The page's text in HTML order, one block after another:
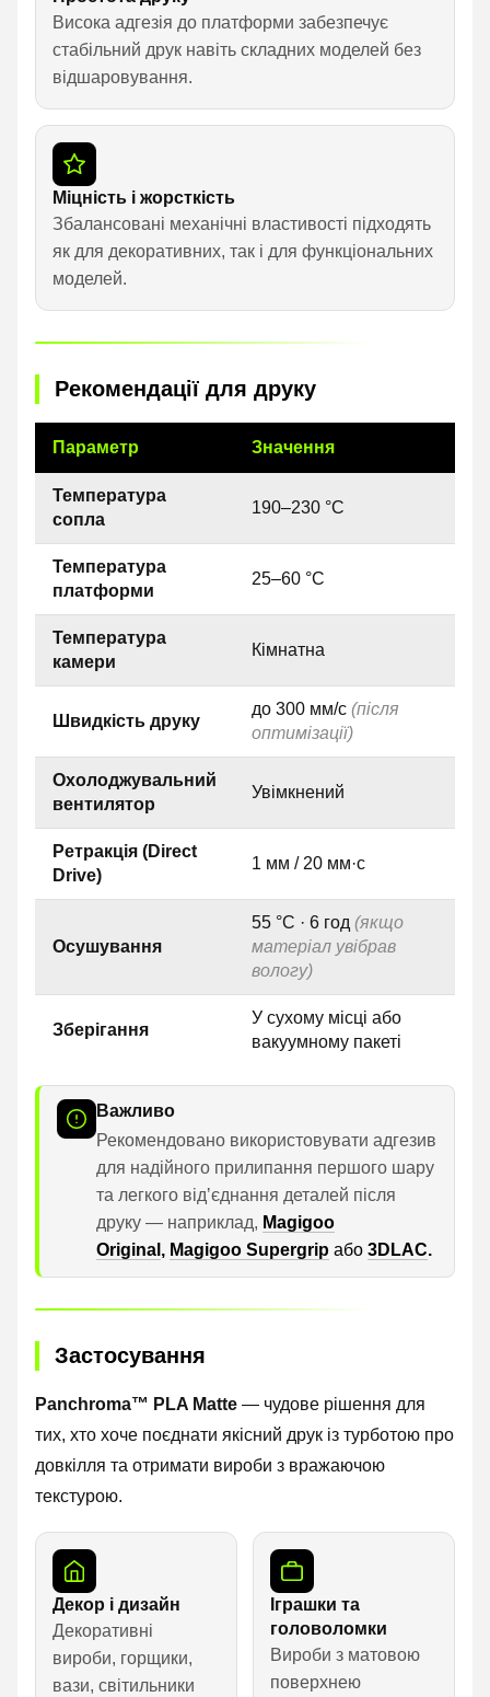
Висока адгезія до платформи забезпечує
стабільний друк навіть складних моделей без
відшаровування.
Міцність і жорсткість
Збалансовані механічні властивості підходять
як для декоративних, так і для функціональних
моделей.
Рекомендації для друку
Параметр Значення
Температура
сопла
190–230 °C
Температура
платформи
25–60 °C
Температура
камери
Кімнатна
Швидкість друку
до 300 мм/с (після
оптимізації)
Охолоджувальний
вентилятор
Увімкнений
Ретракція (Direct
Drive)
1 мм / 20 мм·с
Осушування
55 °C · 6 год (якщо
матеріал увібрав
вологу)
Зберігання
У сухому місці або
вакуумному пакеті
Важливо
Рекомендовано використовувати адгезив
для надійного прилипання першого шару
та легкого відʼєднання деталей після
друку — наприклад, Magigoo
Original , Magigoo Supergrip або 3DLAC.
Застосування
Panchroma™ PLA Matte — чудове рішення для
тих, хто хоче поєднати якісний друк із турботою про
довкілля та отримати вироби з вражаючою
текстурою.
Декор і дизайн
Декоративні
вироби, горщики,
вази, світильники
Іграшки та
головоломки
Вироби з матовою
поверхнею